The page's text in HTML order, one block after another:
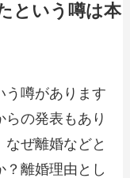
という噂は本
う噂があります
の発表もあり
なぜ離婚などと
？離婚理由とし